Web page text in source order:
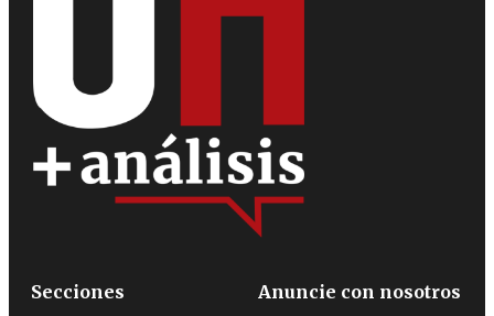
Secciones
Anuncie con nosotros